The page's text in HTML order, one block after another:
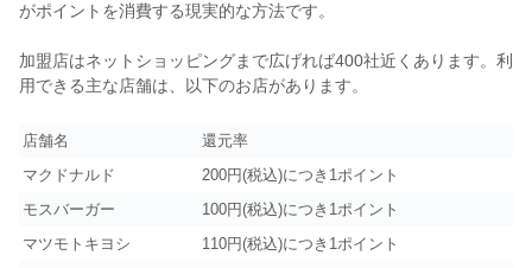
がポイントを消費する現実的な方法です。
加盟店はネットショッピングまで広げれば400社近くあります。利
用できる主な店舗は、以下のお店があります。
店舗名
還元率
マクドナルド
200円(税込)につき1ポイント
モスバーガー
100円(税込)につき1ポイント
マツモトキヨシ
110円(税込)につき1ポイント